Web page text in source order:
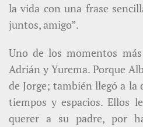
la vida con una frase
juntos, amigo”.
Uno de los momentos
Adrián y Yurema. Porque
de Jorge; también llegó a la
tiempos y espacios. Ellos
querer a su padre, por